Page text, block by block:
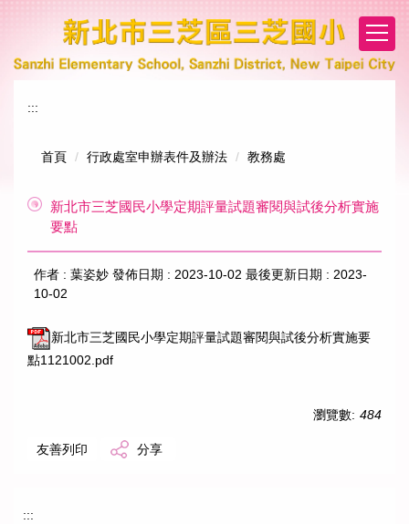
要
:::
首頁 行政處室申辦表件及辦法 教務處
新北市三芝國民小學定期評量試題審閱與試後分析實施
要點
作者 : 葉姿妙 發佈日期 : 2023-10-02 最後更新日期 : 2023-
10-02
新北市三芝國民小學定期評量試題審閱與試後分析實施要
點1121002.pdf
瀏覽數: 484
友善列印 分享
:::